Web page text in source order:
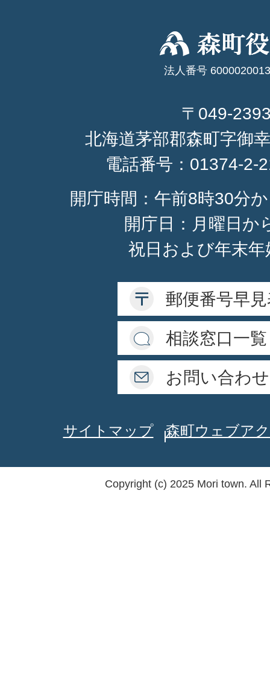
法人番号
〒049-
北海道茅部郡森町字御
電話番号： 01374-2-
開庁時間：午前8時30分
開庁日：月曜日か
祝日および年末
郵便番号早
相談窓口一覧
お問い合わせ
サイトマップ 森町ウェブア
Copyright (c) 2025 Mori town. All